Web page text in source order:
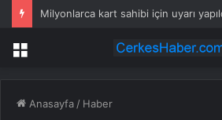
Menü
Anasayfa / Haber